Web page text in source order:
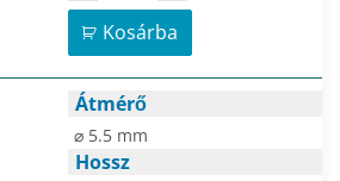
Kosárba
Átmérő
⌀ 5.5 mm
Hossz